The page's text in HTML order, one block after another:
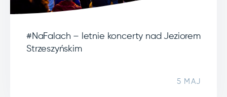
#NaFalach – letnie koncerty nad Jeziorem
Strzeszyńskim
5 MAJ